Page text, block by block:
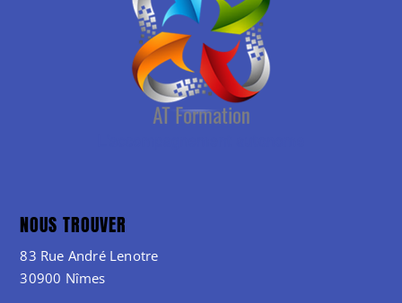
NOUS TROUVER
83 Rue André Lenotre
30900 Nîmes